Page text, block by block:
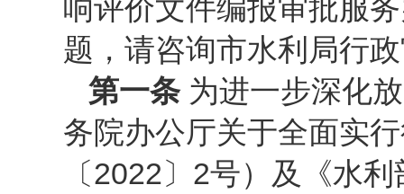
响评价文件编报审批服
题，请咨询市水利局行
第一条 为进一步深化
务院办公厅关于全面实
〔2022〕2号）及《水